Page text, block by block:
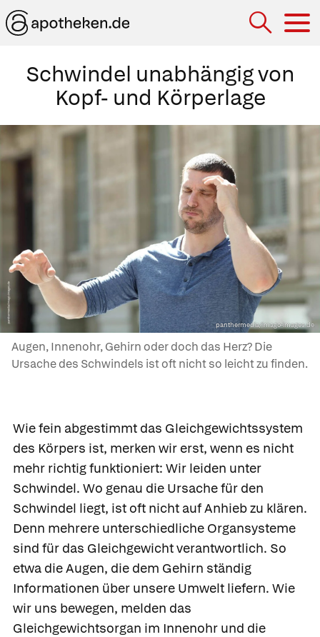
Schwindel unabhängig von
Kopf- und Körperlage
panthermedia/imago-images.de
Augen, Innenohr, Gehirn oder doch das Herz? Die
Ursache des Schwindels ist oft nicht so leicht zu finden.
Wie fein abgestimmt das Gleichgewichtssystem
des Körpers ist, merken wir erst, wenn es nicht
mehr richtig funktioniert: Wir leiden unter
Schwindel. Wo genau die Ursache für den
Schwindel liegt, ist oft nicht auf Anhieb zu klären.
Denn mehrere unterschiedliche Organsysteme
sind für das Gleichgewicht verantwortlich. So
etwa die Augen, die dem Gehirn ständig
Informationen über unsere Umwelt liefern. Wie
wir uns bewegen, melden das
Gleichgewichtsorgan im Innenohr und die